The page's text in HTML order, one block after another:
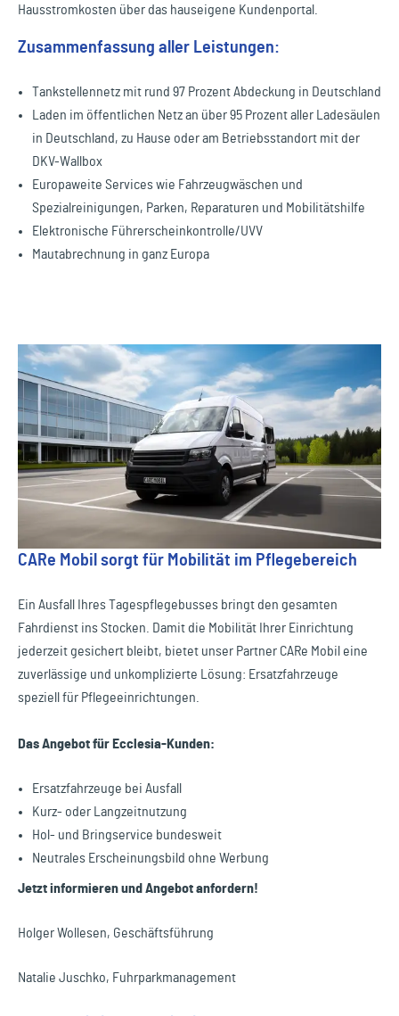
Hausstromkosten über das hauseigene Kundenportal.
Zusammenfassung aller Leistungen:
Tankstellennetz mit rund 97 Prozent Abdeckung in Deutschland
Laden im öffentlichen Netz an über 95 Prozent aller Ladesäulen
in Deutschland, zu Hause oder am Betriebsstandort mit der
DKV-Wallbox
Europaweite Services wie Fahrzeugwäschen und
Spezialreinigungen, Parken, Reparaturen und Mobilitätshilfe
Elektronische Führerscheinkontrolle/UVV
Mautabrechnung in ganz Europa
CARe Mobil sorgt für Mobilität im Pflegebereich
Ein Ausfall Ihres Tagespflegebusses bringt den gesamten
Fahrdienst ins Stocken. Damit die Mobilität Ihrer Einrichtung
jederzeit gesichert bleibt, bietet unser Partner CARe Mobil eine
zuverlässige und unkomplizierte Lösung: Ersatzfahrzeuge
speziell für Pflegeeinrichtungen.
Das Angebot für Ecclesia-Kunden:
Ersatzfahrzeuge bei Ausfall
Kurz- oder Langzeitnutzung
Hol- und Bringservice bundesweit
Neutrales Erscheinungsbild ohne Werbung
Jetzt informieren und Angebot anfordern!
Holger Wollesen, Geschäftsführung
Natalie Juschko, Fuhrparkmanagement